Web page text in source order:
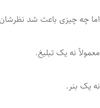
اما چه چیزی باعث شد نظرشان
معمولاً نه یک تبلیغ.
نه یک بنر.